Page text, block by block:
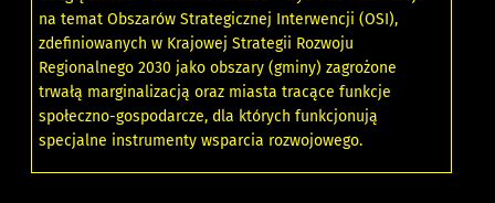
na temat Obszarów Strategicznej Interwencji (OSI),
zdefiniowanych w Krajowej Strategii Rozwoju
Regionalnego 2030 jako obszary (gminy) zagrożone
trwałą marginalizacją oraz miasta tracące funkcje
społeczno-gospodarcze, dla których funkcjonują
specjalne instrumenty wsparcia rozwojowego.